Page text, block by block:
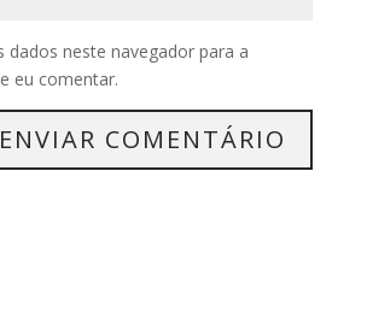
dados neste navegador para a
eu comentar.